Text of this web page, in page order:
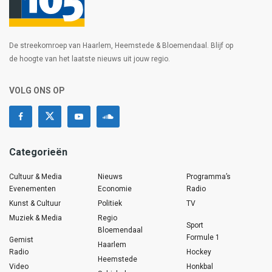
De streekomroep van Haarlem, Heemstede & Bloemendaal. Blijf op
de hoogte van het laatste nieuws uit jouw regio.
VOLG ONS OP
Categorieën
Cultuur & Media
Evenementen
Kunst & Cultuur
Muziek & Media
Gemist
Radio
Video
Nieuws
Economie
Politiek
Regio
Bloemendaal
Haarlem
Heemstede
Programma’s
Radio
TV
Sport
Formule 1
Hockey
Honkbal